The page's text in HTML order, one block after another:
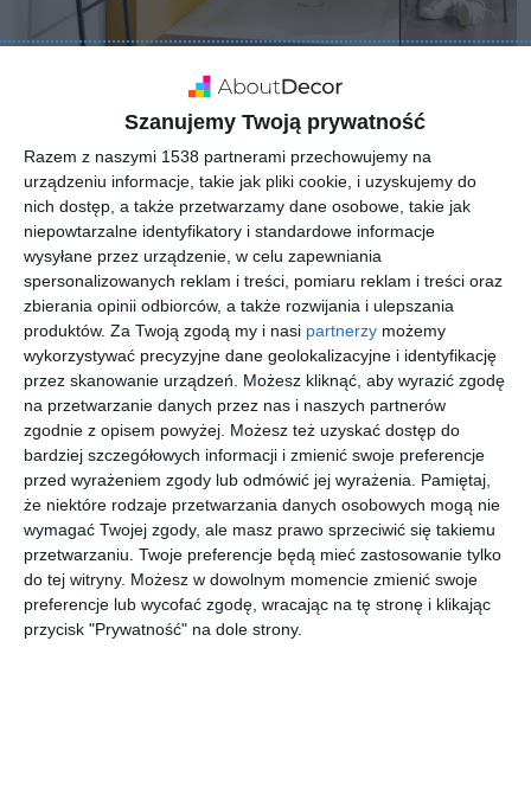
Szanujemy Twoją prywatność
Razem z naszymi 1538 partnerami przechowujemy na
urządzeniu informacje, takie jak pliki cookie, i uzyskujemy do
nich dostęp, a także przetwarzamy dane osobowe, takie jak
niepowtarzalne identyfikatory i standardowe informacje
wysyłane przez urządzenie, w celu zapewniania
spersonalizowanych reklam i treści, pomiaru reklam i treści oraz
zbierania opinii odbiorców, a także rozwijania i ulepszania
produktów. Za Twoją zgodą my i nasi partnerzy możemy
wykorzystywać precyzyjne dane geolokalizacyjne i identyfikację
przez skanowanie urządzeń. Możesz kliknąć, aby wyrazić zgodę
na przetwarzanie danych przez nas i naszych partnerów
zgodnie z opisem powyżej. Możesz też uzyskać dostęp do
bardziej szczegółowych informacji i zmienić swoje preferencje
przed wyrażeniem zgody lub odmówić jej wyrażenia.
Pamiętaj,
że niektóre rodzaje przetwarzania danych osobowych mogą nie
wymagać Twojej zgody, ale masz prawo sprzeciwić się takiemu
przetwarzaniu. Twoje preferencje będą mieć zastosowanie tylko
do tej witryny. Możesz w dowolnym momencie zmienić swoje
preferencje lub wycofać zgodę, wracając na tę stronę i klikając
przycisk "Prywatność" na dole strony.
INSPIRACJA
Łazienka z armaturą
łazienkową Kludi Pure &
Easy